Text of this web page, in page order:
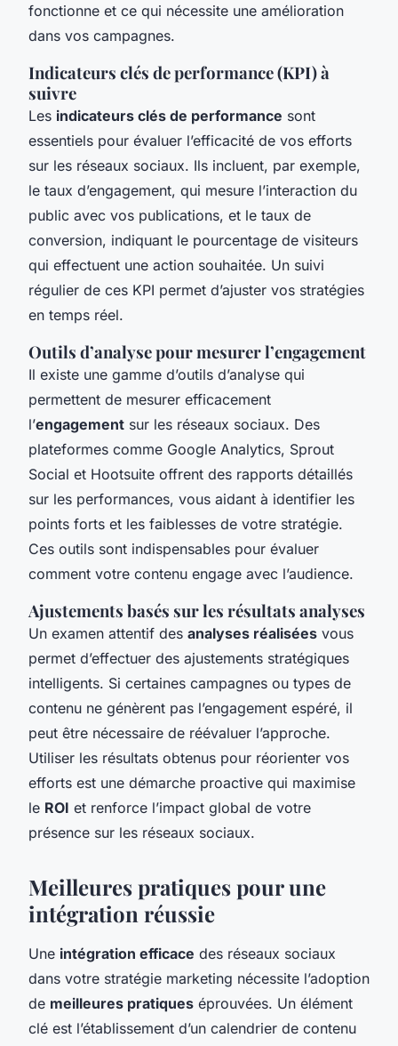
fonctionne et ce qui nécessite une amélioration
dans vos campagnes.
Indicateurs clés de performance (KPI) à
suivre
Les indicateurs clés de performance sont
essentiels pour évaluer l’efficacité de vos efforts
sur les réseaux sociaux. Ils incluent, par exemple,
le taux d’engagement, qui mesure l’interaction du
public avec vos publications, et le taux de
conversion, indiquant le pourcentage de visiteurs
qui effectuent une action souhaitée. Un suivi
régulier de ces KPI permet d’ajuster vos stratégies
en temps réel.
Outils d’analyse pour mesurer l’engagement
Il existe une gamme d’outils d’analyse qui
permettent de mesurer efficacement
l’engagement sur les réseaux sociaux. Des
plateformes comme Google Analytics, Sprout
Social et Hootsuite offrent des rapports détaillés
sur les performances, vous aidant à identifier les
points forts et les faiblesses de votre stratégie.
Ces outils sont indispensables pour évaluer
comment votre contenu engage avec l’audience.
Ajustements basés sur les résultats analyses
Un examen attentif des analyses réalisées vous
permet d’effectuer des ajustements stratégiques
intelligents. Si certaines campagnes ou types de
contenu ne génèrent pas l’engagement espéré, il
peut être nécessaire de réévaluer l’approche.
Utiliser les résultats obtenus pour réorienter vos
efforts est une démarche proactive qui maximise
le ROI et renforce l’impact global de votre
présence sur les réseaux sociaux.
Meilleures pratiques pour une
intégration réussie
Une intégration efficace des réseaux sociaux
dans votre stratégie marketing nécessite l’adoption
de meilleures pratiques éprouvées. Un élément
clé est l’établissement d’un calendrier de contenu